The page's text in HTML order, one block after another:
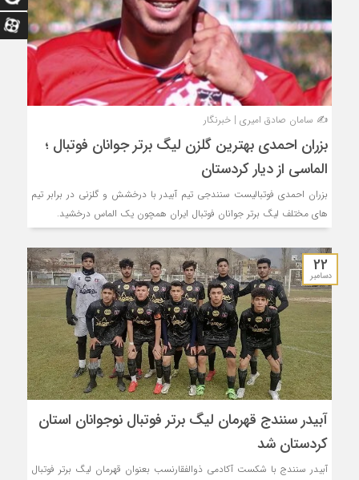
✍️ سامان صادق امیری | خبرنگار
بزران احمدی بهترین گلزن لیگ برتر جوانان فوتبال ؛
الماسی از دیار کردستان
بزران احمدی فوتبالیست سنندجی تیم آبیدر با درخشش و گلزنی در برابر تیم
های مختلف لیگ برتر جوانان فوتبال ایران همچون یک الماس درخشید.
22
دسامبر
آبیدر سنندج قهرمان لیگ برتر فوتبال نوجوانان استان
کردستان شد
آبیدر سنندج با شکست آکادمی ذوالفقارنسب بعنوان قهرمان لیگ برتر فوتبال